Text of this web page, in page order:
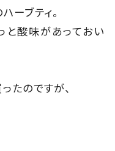
ーブティ。
と酸味があっておい
たのですが、